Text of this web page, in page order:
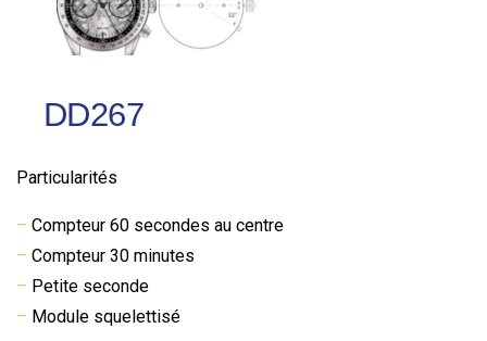
DD267
Particularités
– Compteur 60 secondes au centre
– Compteur 30 minutes
– Petite seconde
– Module squelettisé